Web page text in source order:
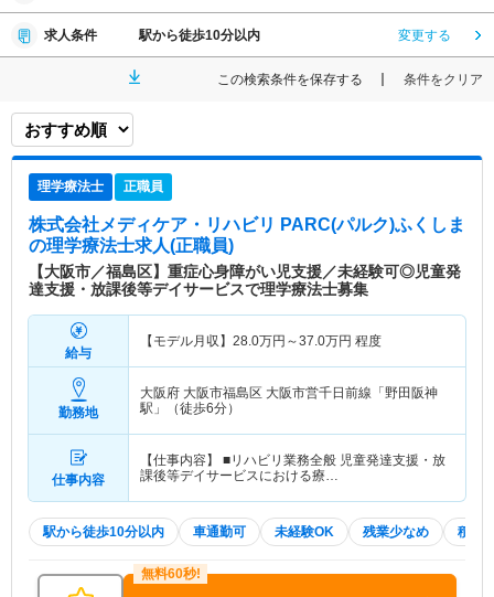
求人条件 駅から徒歩10分以内 変更する
この検索条件を保存する 条件をクリア
理学療法士 正職員
株式会社メディケア・リハビリ PARC(パルク)ふくしま
の理学療法士求人(正職員)
【大阪市／福島区】重症心身障がい児支援／未経験可◎児童発
達支援・放課後等デイサービスで理学療法士募集
給与
【モデル月収】 28.0万円～37.0万円 程度
勤務地
大阪府 大阪市福島区 大阪市営千日前線「野田阪神
駅」（徒歩6分）
仕事内容
【仕事内容】 ■リハビリ業務全般 児童発達支援・放
課後等デイサービスにおける療…
駅から徒歩10分以内 車通勤可 未経験OK 残業少なめ 積極